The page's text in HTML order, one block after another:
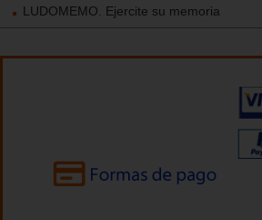
LUDOMEMO. Ejercite su memoria